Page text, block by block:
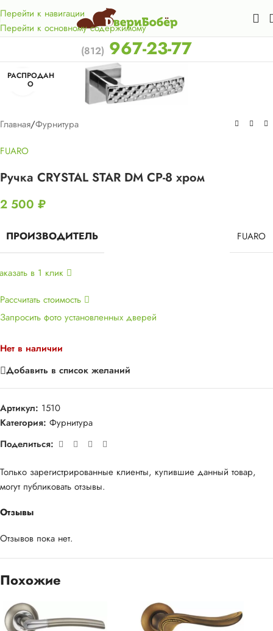
Перейти к навигации
Перейти к основному содержимому
км. от КАД.
(812) 967-23-77
РАСПРОДАН
О Нажмите, чтобы увеличить
Главная/Фурнитура
FUARO
Ручка CRYSTAL STAR DM CP-8 хром
2 500 ₽
ПРОИЗВОДИТЕЛЬ FUARO
в 1 клик
Рассчитать стоимость
Запросить фото установленных дверей
Нет в наличии
Добавить в список желаний
Артикул: 1510
Категория: Фурнитура
Поделиться:
Отзывы
Отзывов пока нет.
Только зарегистрированные клиенты, купившие данный товар,
могут публиковать отзывы.
Похожие